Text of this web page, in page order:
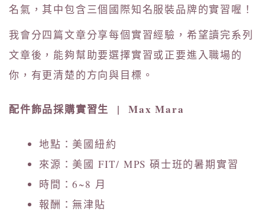
名氣，其中包含三個國際知名服裝品牌的實習喔！
我會分四篇文章分享每個實習經驗，希望讀完系列
文章後，能夠幫助要選擇實習或正要進入職場的
你，有更清楚的方向與目標。
配件飾品採購實習生 | Max Mara
地點：美國紐約
來源：美國 FIT/ MPS 碩士班的暑期實習
時間：6~8 月
報酬：無津貼